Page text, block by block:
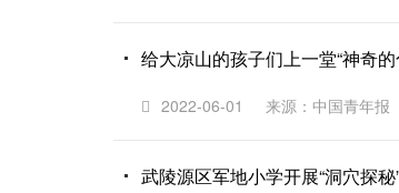
给大凉山的孩子们上一堂“神奇的
2022-06-01 来源：中国青年报
武陵源区军地小学开展“洞穴探